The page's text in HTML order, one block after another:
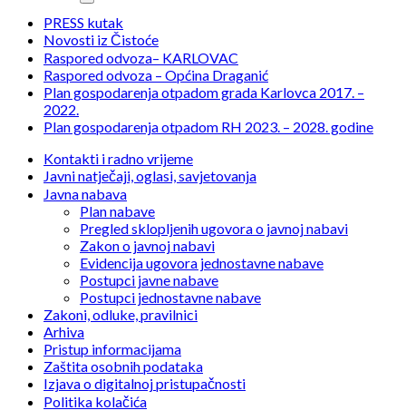
PRESS kutak
Novosti iz Čistoće
Raspored odvoza– KARLOVAC
Raspored odvoza – Općina Draganić
Plan gospodarenja otpadom grada Karlovca 2017. –
2022.
Plan gospodarenja otpadom RH 2023. – 2028. godine
Kontakti i radno vrijeme
Javni natječaji, oglasi, savjetovanja
Javna nabava
Plan nabave
Pregled sklopljenih ugovora o javnoj nabavi
Zakon o javnoj nabavi
Evidencija ugovora jednostavne nabave
Postupci javne nabave
Postupci jednostavne nabave
Zakoni, odluke, pravilnici
Arhiva
Pristup informacijama
Zaštita osobnih podataka
Izjava o digitalnoj pristupačnosti
Politika kolačića